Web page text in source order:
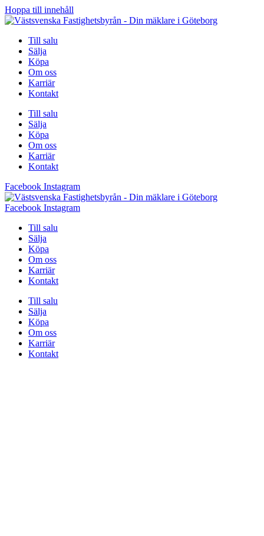
Hoppa till innehåll
Till salu
Sälja
Köpa
Om oss
Karriär
Kontakt
Till salu
Sälja
Köpa
Om oss
Karriär
Kontakt
Facebook Instagram
Facebook Instagram
Till salu
Sälja
Köpa
Om oss
Karriär
Kontakt
Till salu
Sälja
Köpa
Om oss
Karriär
Kontakt